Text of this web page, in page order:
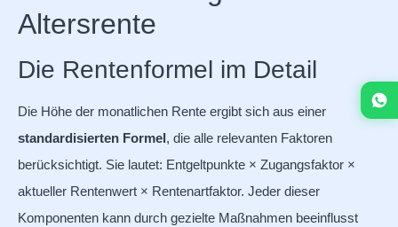
Altersrente
Die Rentenformel im Detail
Die Höhe der monatlichen Rente ergibt sich aus einer
standardisierten Formel, die alle relevanten Faktoren
berücksichtigt. Sie lautet: Entgeltpunkte × Zugangsfaktor ×
aktueller Rentenwert × Rentenartfaktor. Jeder dieser
Komponenten kann durch gezielte Maßnahmen beeinflusst